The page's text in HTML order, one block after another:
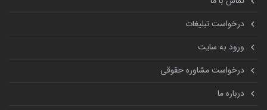
درخواست تبلیغات
ورود به سایت
درخواست مشاوره حقوقی
درباره ما